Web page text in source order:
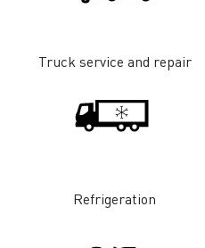
Truck service and repair
Refrigeration